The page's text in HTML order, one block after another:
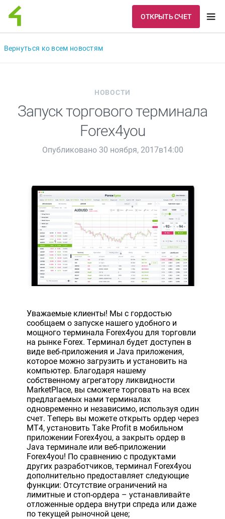
ОТКРЫТЬ СЧЕТ
Вернуться ко всем новостям
НОВОСТИ
Запуск торгового терминала
Forex4you
Опубликовано 30 ноября, 2017в14:00
Уважаемые клиенты! Мы с гордостью
сообщаем о запуске нашего удобного и
мощного терминала Forex4you для торговли
на рынке Forex. Терминал будет доступен в
виде веб-приложения и Java приложения,
которое можно загрузить и установить на
компьютер. Благодаря нашему
собственному агрегатору ликвидности
MarketPlace, вы сможете торговать на всех
предлагаемых нами терминалах
одновременно и независимо, используя один
счет. Теперь вы можете открыть ордер через
MT4, установить Take Profit в мобильном
приложении Forex4you, а закрыть ордер в
Java терминале или веб-приложении
Forex4you! По сравнению с продуктами
других разработчиков, терминал Forex4you
дополнительно предоставляет следующие
функции: Отсутствие ограничений на
лимитные и стоп-ордера – устанавливайте
отложенные ордера внутри спреда или даже
по текущей рыночной цене;